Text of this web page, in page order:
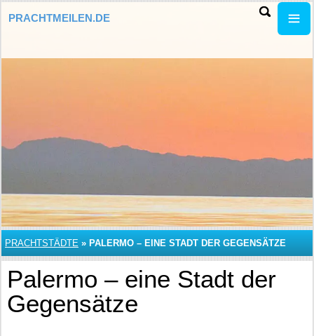
PRACHTMEILEN.DE
PRACHTSTÄDTE » PALERMO – EINE STADT DER GEGENSÄTZE
Palermo – eine Stadt der
Gegensätze